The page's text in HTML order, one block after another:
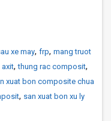
xe may, frp, mang truot
axit,thung rac composit,
xuat bon composite chua
, san xuat bon xu ly